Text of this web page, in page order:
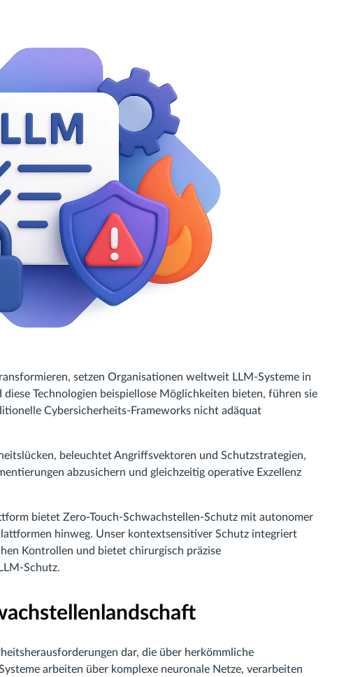
setzen Organisationen weltweit LLM-Systeme in
Technologien beispiellose Möglichkeiten bieten, führen sie
Cybersicherheits-Frameworks nicht adäquat
beleuchtet Angriffsvektoren und Schutzstrategien,
abzusichern und gleichzeitig operative Exzellenz
bietet Zero-Touch-Schwachstellen-Schutz mit autonomer
hinweg. Unser kontextsensitiver Schutz integriert
Kontrollen und bietet chirurgisch präzise
Schutz.
dar, die über herkömmliche
arbeiten über komplexe neuronale Netze, verarbeiten